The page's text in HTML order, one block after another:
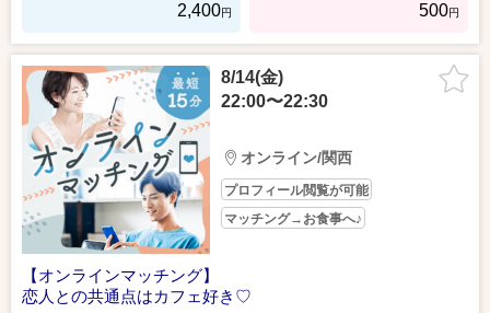
2,400円 500円
8/14(金)
22:00〜22:30
オンライン/関西
プロフィール閲覧が可能
マッチング→お食事へ♪
【オンラインマッチング】
恋人との共通点はカフェ好き♡